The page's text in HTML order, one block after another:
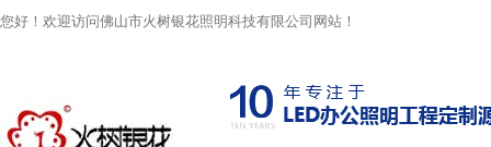
您好！欢迎访问佛山市火树银花照明科技有限公司网站！